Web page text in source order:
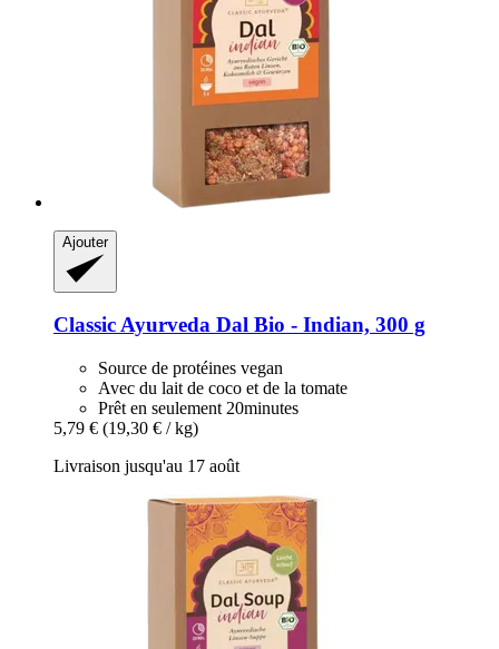
Ajouter
Classic Ayurveda Dal Bio -​ Indian, 300 g
Source de protéines vegan
Avec du lait de coco et de la tomate
Prêt en seulement 20minutes
5,79 € (19,30 € / kg)
Livraison jusqu'au 17 août